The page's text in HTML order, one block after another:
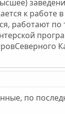
к работе
работают
по